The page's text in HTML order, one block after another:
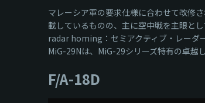
マレーシア軍の要求仕様に合わせて改修
載しているものの、主に空中戦を主眼と
radar homing：セミアクティブ・レーダ
MiG-29Nは、MiG-29シリーズ特有の卓越
F/A-18D